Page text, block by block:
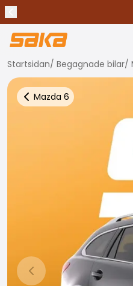
Stoppa meddelanden
✕
Startsidan/ Begagnade bilar/
Mazda 6
Tillbaka till fler bilresultat